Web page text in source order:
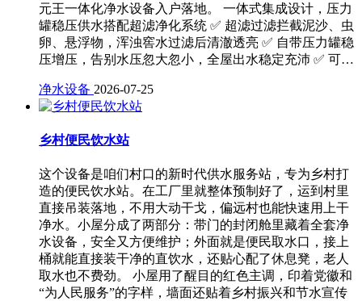
元王一体化净水设备入户落地。 一体式集成设计，压力
罐稳压供水搭配超滤净化系统 ✅ 超滤过滤拦截泥沙、虫
卵、悬浮物，浑浊窖水过滤后清澈透亮 ✅ 自带压力罐稳
压增压，告别水压忽大忽小，全屋出水稳定充沛 ✅ 可…
净水设备 2026-07-25
乡村便民饮水站
这个设备是咱们村口的新时代供水服务站，专为乡村打
造的便民饮水站。在工厂里就整体预制好了，运到村里
直接吊装落地，不用大动干戈，偏远村也能快速用上干
净水。小屋分成了两部分：带门的封闭舱里藏着全套净
水设备，安全又方便维护；外面就是便民取水口，接上
桶就能直接装干净的直饮水，还贴心配了休息凳，老人
取水也不费劲。 小屋用了醒目的红色主调，印着党徽和
“为人民服务”的字样，墙面还贴着乡村振兴和节水宣传